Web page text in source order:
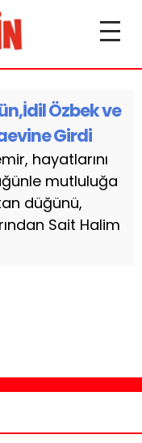
Özbek ve
Girdi
hayatlarını
mutluluğa
düğünü,
Sait Halim